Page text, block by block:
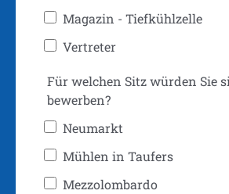
Magazin - Tiefkühlzelle
Vertreter
Für welchen Sitz würden Sie
bewerben?
Neumarkt
Mühlen in Taufers
Mezzolombardo